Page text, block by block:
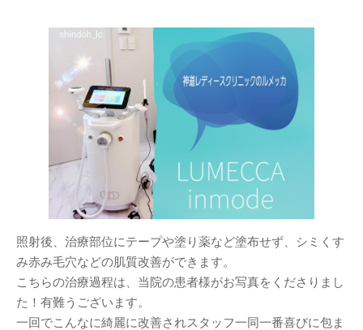
照射後、治療部位にテープや塗り薬など塗布せず、シミくす
み赤み毛穴などの肌質改善ができます。
こちらの治療過程は、当院の患者様がお写真をくださりまし
た！有難うございます。
一回でこんなに綺麗に改善されスタッフ一同一番喜びに包ま